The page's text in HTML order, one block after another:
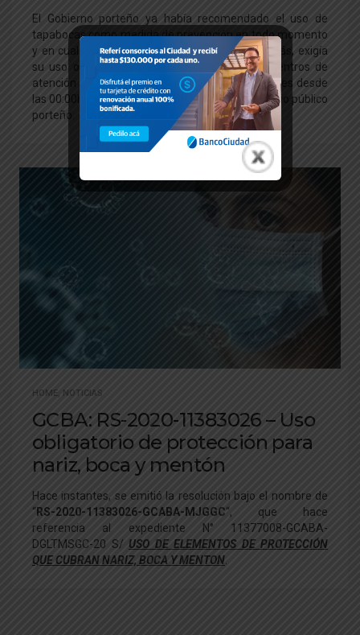
El Gobierno porteño ya había recomendado el uso de
tapabocas como medida de prevención en todo momento
y en cualquier otro ámbito o lugar, donde además, exigía
su uso obligatorio en transportes públicos y centros de
atención al público Pero desde este próximo lunes desde
las 00:00hs, será obligatorio para cualquier espacio público
porteño.
HOME, NOTICIAS
GCBA: RS-2020-11383026 – Uso
obligatorio de protección para
nariz, boca y mentón
Hace instantes, se emitió la resolución bajo el nombre de
“RS-2020-11383026-GCABA-MJGGC“, que hace
referencia al expediente N° 11377008-GCABA-
DGLTMSGC-20 S/ USO DE ELEMENTOS DE PROTECCIÓN
QUE CUBRAN NARIZ, BOCA Y MENTON